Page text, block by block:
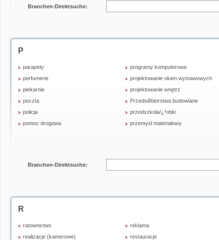
Branchen-Direktsuche:
P
parapety
perfumerie
piekarnie
poczta
policja
pomoc drogowa
programy komputerowe
projektowanie okien wystawowych
projektowanie wnętrz
Przedsiêbiorstwa budowlane
przedszkola/¿³obki
przemysł materiałowy
Branchen-Direktsuche:
R
ratownictwo
realizacje (kamerowe)
reklama
restauracje